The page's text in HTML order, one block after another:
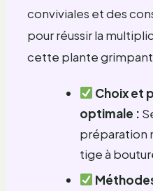
conviviales et des
pour réussir la
cette plante
Choix et
optimale :
préparation
tige à